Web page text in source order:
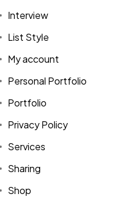
Interview
List Style
My account
Personal Portfolio
Portfolio
Privacy Policy
Services
Sharing
Shop